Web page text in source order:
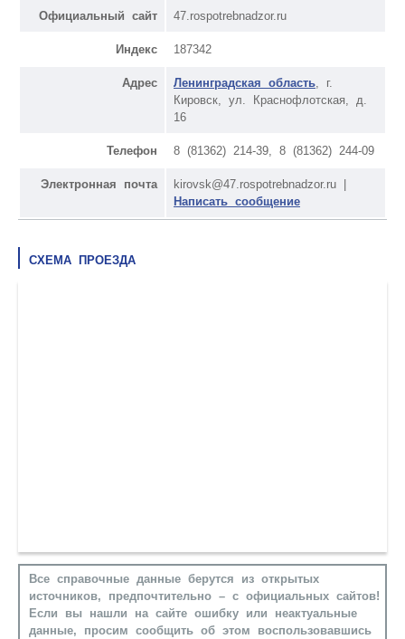
Официальный сайт 47.rospotrebnadzor.ru
Индекс 187342
Адрес Ленинградская область , г.
Кировск, ул. Краснофлотская, д.
16
Телефон 8 (81362) 214-39, 8 (81362) 244-09
Электронная почта
kirovsk@47.rospotrebnadzor.ru |
Написать сообщение
СХЕМА ПРОЕЗДА
Все справочные данные берутся из открытых
источников, предпочтительно – с официальных сайтов!
Если вы нашли на сайте ошибку или неактуальные
данные, просим сообщить об этом воспользовавшись